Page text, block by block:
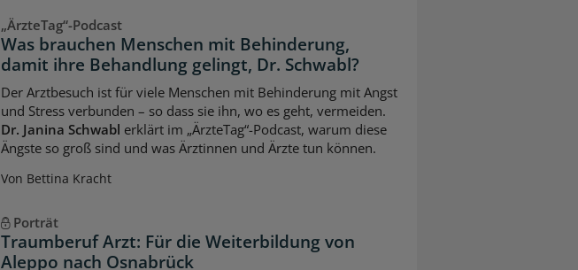
„ÄrzteTag“-Podcast
Was brauchen Menschen mit Behinderung,
damit ihre Behandlung gelingt, Dr. Schwabl?
Der Arztbesuch ist für viele Menschen mit Behinderung mit Angst
und Stress verbunden – so dass sie ihn, wo es geht, vermeiden.
Dr. Janina Schwabl erklärt im „ÄrzteTag“-Podcast, warum diese
Ängste so groß sind und was Ärztinnen und Ärzte tun können.
Von Bettina Kracht
Porträt
Traumberuf Arzt: Für die Weiterbildung von
Aleppo nach Osnabrück